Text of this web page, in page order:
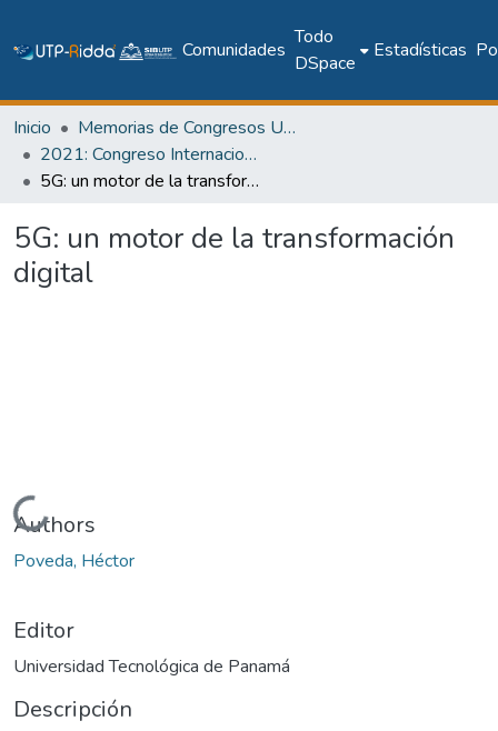
Comunidades
Todo
DSpace
Estadísticas
Inicio
Memorias de Congresos UTP
2021: Congreso Internacional en Inteligencia Ambiental, Ingeniería de Software y Salud Electrónica y Móvil – AmITIC 2021
5G: un motor de la transformación digital
5G: un motor de la transformación
digital
Cargando...
Authors
Poveda, Héctor
Editor
Universidad Tecnológica de Panamá
Descripción